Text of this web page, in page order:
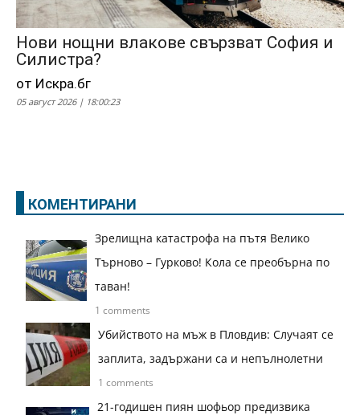
Нови нощни влакове свързват София и
Силистра?
от Искра.бг
05 август 2026 | 18:00:23
КОМЕНТИРАНИ
Зрелищна катастрофа на пътя Велико
Търново – Гурково! Кола се преобърна по
таван!
1 comments
Убийството на мъж в Пловдив: Случаят се
заплита, задържани са и непълнолетни
1 comments
21-годишен пиян шофьор предизвика